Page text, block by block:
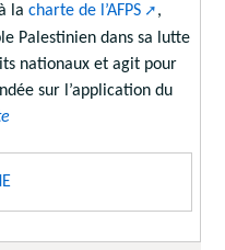
la charte de l’AFPS
,
Palestinien dans sa lutte
nationaux et agit pour
sur l’application du